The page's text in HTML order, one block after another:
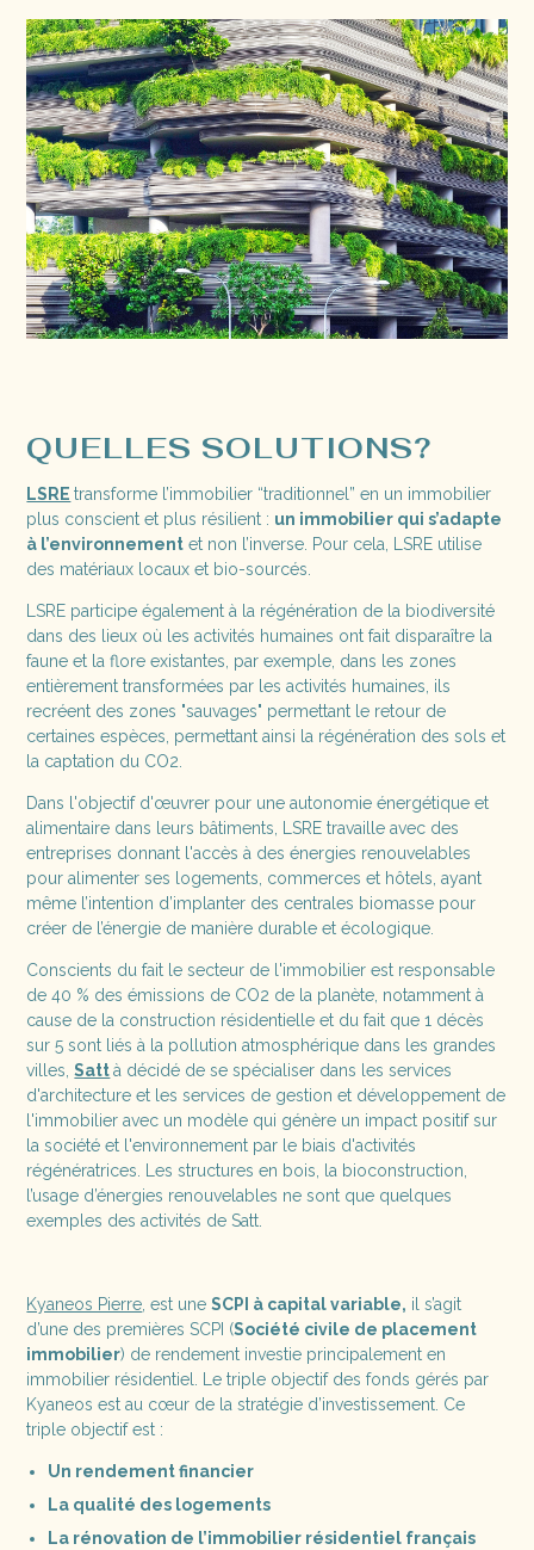
QUELLES SOLUTIONS?
LSRE transforme l’immobilier “traditionnel” en un immobilier
plus conscient et plus résilient : un immobilier qui s’adapte
à l’environnement et non l’inverse. Pour cela, LSRE utilise
des matériaux locaux et bio-sourcés.
LSRE participe également à la régénération de la biodiversité
dans des lieux où les activités humaines ont fait disparaître la
faune et la flore existantes, par exemple, dans les zones
entièrement transformées par les activités humaines, ils
recréent des zones "sauvages" permettant le retour de
certaines espèces, permettant ainsi la régénération des sols et
la captation du CO2.
Dans l'objectif d'œuvrer pour une autonomie énergétique et
alimentaire dans leurs bâtiments, LSRE travaille avec des
entreprises donnant l'accès à des énergies renouvelables
pour alimenter ses logements, commerces et hôtels, ayant
même l’intention d’implanter des centrales biomasse pour
créer de l’énergie de manière durable et écologique.
Conscients du fait le secteur de l'immobilier est responsable
de 40 % des émissions de CO2 de la planète, notamment à
cause de la construction résidentielle et du fait que 1 décès
sur 5 sont liés à la pollution atmosphérique dans les grandes
villes,Satt à décidé de se spécialiser dans les services
d'architecture et les services de gestion et développement de
l'immobilier avec un modèle qui génère un impact positif sur
la société et l'environnement par le biais d'activités
régénératrices. Les structures en bois, la bioconstruction,
l’usage d’énergies renouvelables ne sont que quelques
exemples des activités de Satt.
Kyaneos Pierre, est uneSCPI à capital variable, il s’agit
d’une des premières SCPI (Société civile de placement
immobilier) de rendement investie principalement en
immobilier résidentiel. Le triple objectif des fonds gérés par
Kyaneos est au cœur de la stratégie d’investissement. Ce
triple objectif est :
Un rendement financier
La qualité des logements
La rénovation de l’immobilier résidentiel français